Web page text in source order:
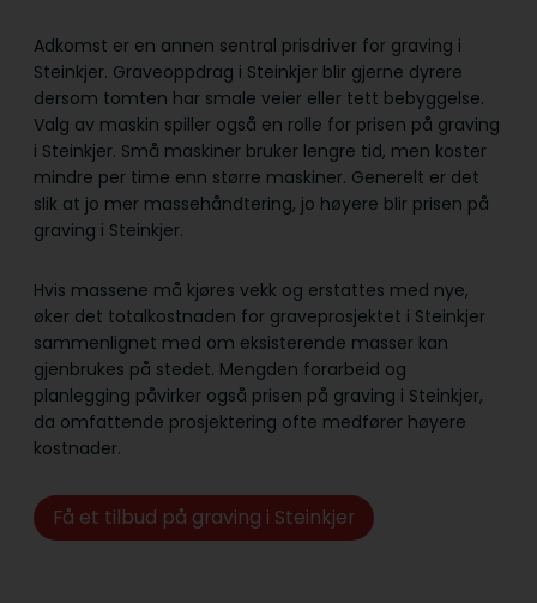
Adkomst er en annen sentral prisdriver for graving i
Steinkjer. Graveoppdrag i Steinkjer blir gjerne dyrere
dersom tomten har smale veier eller tett bebyggelse.
Valg av maskin spiller også en rolle for prisen på graving
i Steinkjer. Små maskiner bruker lengre tid, men koster
mindre per time enn større maskiner. Generelt er det
slik at jo mer massehåndtering, jo høyere blir prisen på
graving i Steinkjer.
Hvis massene må kjøres vekk og erstattes med nye,
øker det totalkostnaden for graveprosjektet i Steinkjer
sammenlignet med om eksisterende masser kan
gjenbrukes på stedet. Mengden forarbeid og
planlegging påvirker også prisen på graving i Steinkjer,
da omfattende prosjektering ofte medfører høyere
kostnader.
Få et tilbud på graving i Steinkjer